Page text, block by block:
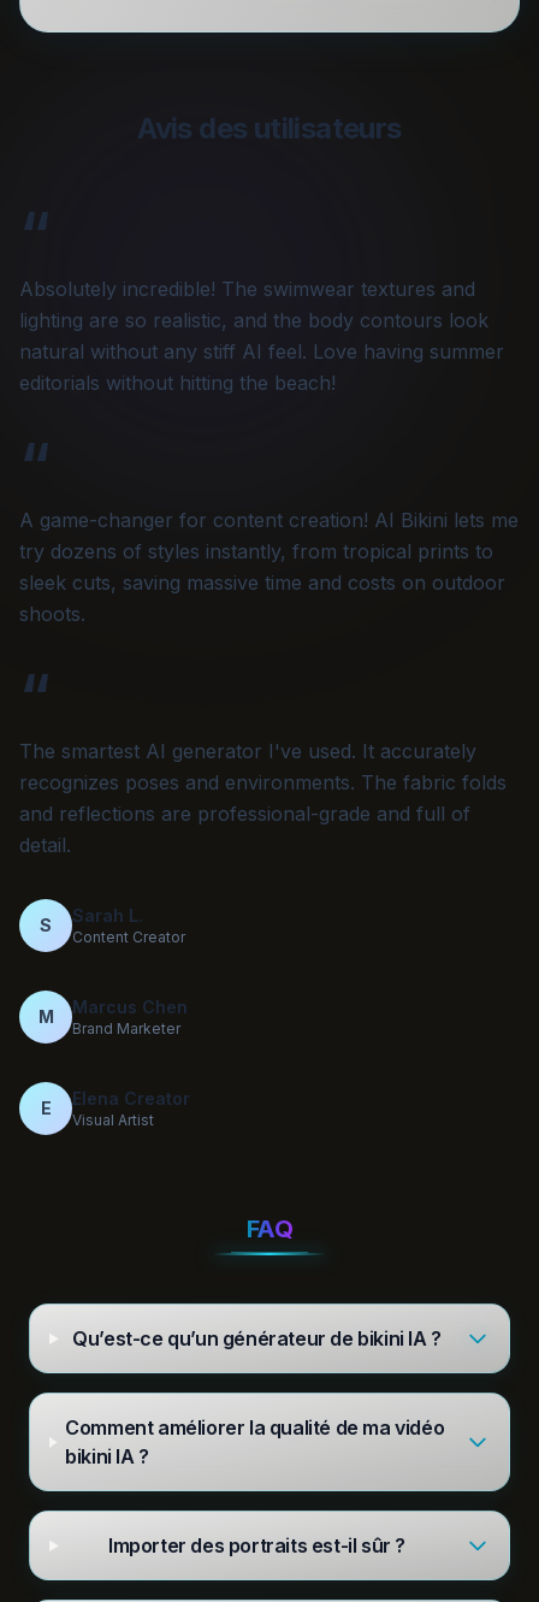
Avis des utilisateurs
“
Absolutely incredible! The swimwear textures and
lighting are so realistic, and the body contours look
natural without any stiff AI feel. Love having summer
editorials without hitting the beach!
“
A game-changer for content creation! AI Bikini lets me
try dozens of styles instantly, from tropical prints to
sleek cuts, saving massive time and costs on outdoor
shoots.
“
The smartest AI generator I've used. It accurately
recognizes poses and environments. The fabric folds
and reflections are professional-grade and full of
detail.
S Sarah L.
Content Creator
M Marcus Chen
Brand Marketer
E Elena Creator
Visual Artist
FAQ
Qu’est-ce qu’un générateur de bikini IA ?
Comment améliorer la qualité de ma vidéo
bikini IA ?
Importer des portraits est-il sûr ?